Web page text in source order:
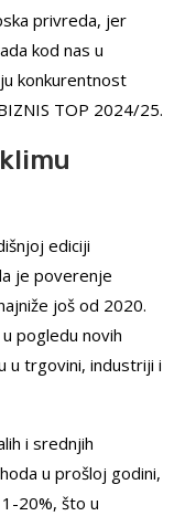
privreda, jer
kod nas u
konkurentnost
TOP 2024/25.
ediciji
je poverenje
još od 2020.
pogledu novih
u trgovini, industriji i
i srednjih
u prošloj godini,
20%, što u